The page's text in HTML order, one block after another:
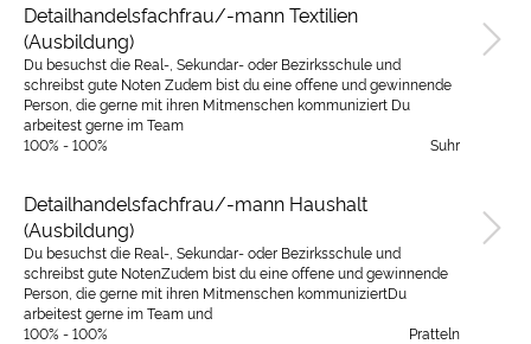
Detailhandelsfachfrau/-mann Textilien
(Ausbildung)
Du besuchst die Real-, Sekundar- oder Bezirksschule und
schreibst gute Noten Zudem bist du eine offene und gewinnende
Person, die gerne mit ihren Mitmenschen kommuniziert Du
arbeitest gerne im Team
100% - 100%
Suhr
Detailhandelsfachfrau/-mann Haushalt
(Ausbildung)
Du besuchst die Real-, Sekundar- oder Bezirksschule und
schreibst gute NotenZudem bist du eine offene und gewinnende
Person, die gerne mit ihren Mitmenschen kommuniziertDu
arbeitest gerne im Team und
100% - 100%
Pratteln